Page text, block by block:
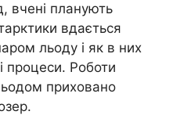
вчені планують
вдається
льоду і як в них
процеси. Роботи
приховано